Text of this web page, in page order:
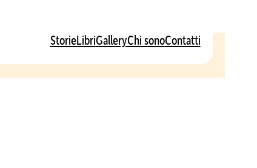
StorieLibriGalleryChi sonoContatti